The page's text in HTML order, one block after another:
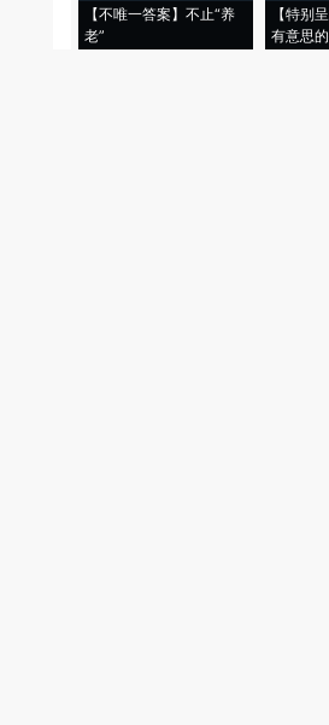
【不唯一答案】不止“养
老”
【特别
有意思